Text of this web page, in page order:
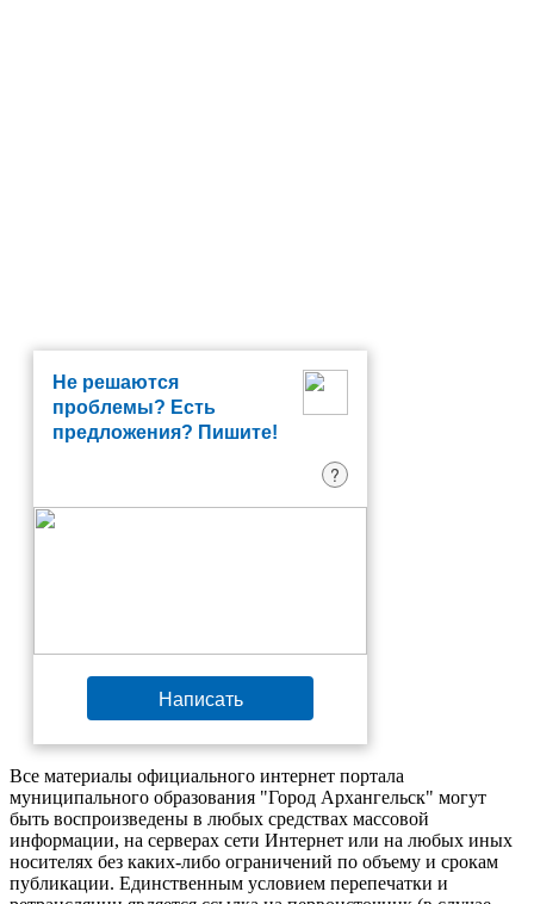
Не решаются
проблемы? Есть
предложения? Пишите!
?
Написать
Все материалы официального интернет портала
муниципального образования "Город Архангельск" могут
быть воспроизведены в любых средствах массовой
информации, на серверах сети Интернет или на любых иных
носителях без каких-либо ограничений по объему и срокам
публикации. Единственным условием перепечатки и